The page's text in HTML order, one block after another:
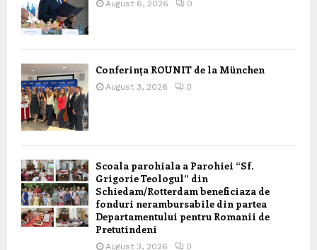
August 6, 2026 0
Conferința ROUNIT de la München
August 3, 2026 0
Scoala parohiala a Parohiei “Sf.
Grigorie Teologul” din
Schiedam/Rotterdam beneficiaza de
fonduri nerambursabile din partea
Departamentului pentru Romanii de
Pretutindeni
August 3, 2026 0